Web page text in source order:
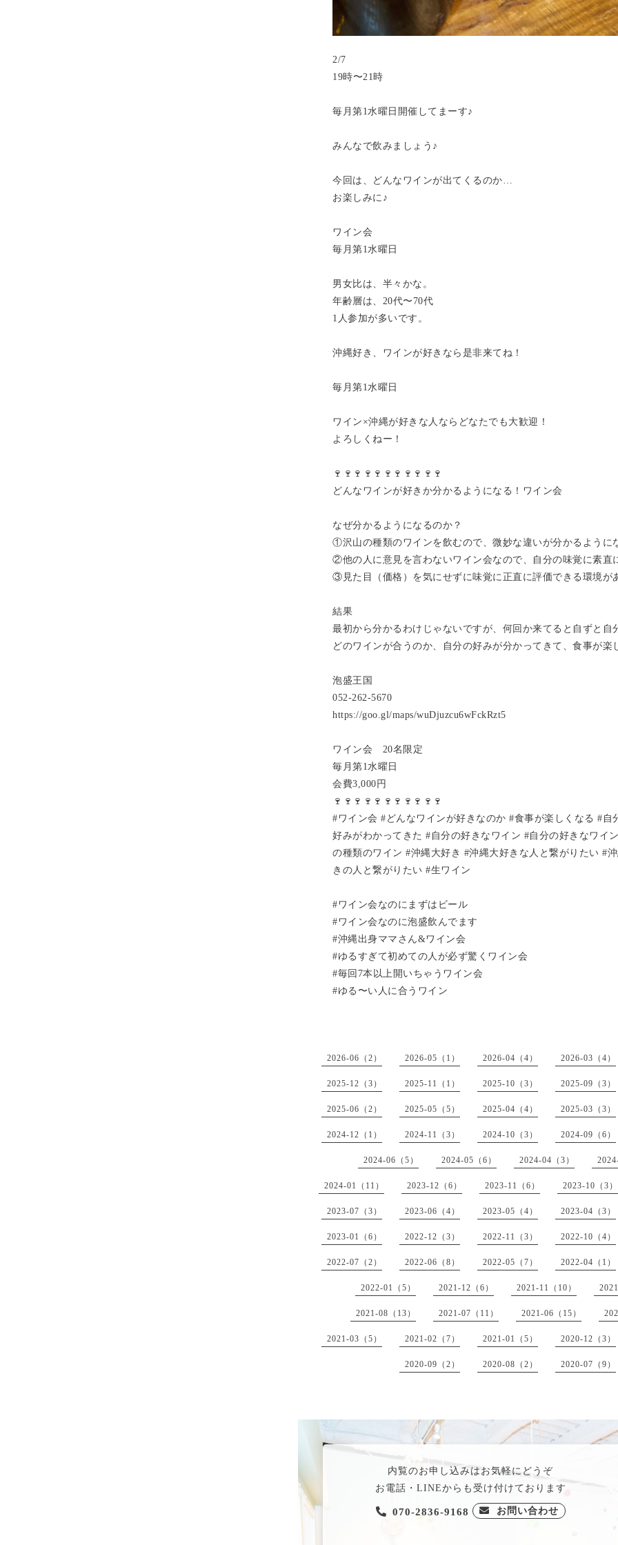
2/7
19時〜21時
毎月第1水曜日開催してまーす♪
みんなで飲みましょう♪
今回は、どんなワインが出てくるのか…
お楽しみに♪
ワイン会
毎月第1水曜日
男女比は、半々かな。
年齢層は、20代〜70代
1人参加が多いです。
沖縄好き、ワインが好きなら是非来てね！
毎月第1水曜日
ワイン×沖縄が好きな人ならどなたでも大歓迎！
よろしくねー！
🍷🍷🍷🍷🍷🍷🍷🍷🍷🍷🍷
どんなワインが好きか分かるようになる！ワイン会
なぜ分かるようになるのか？
①沢山の種類のワインを飲むので、微妙な違いが分かるように
②他の人に意見を言わないワイン会なので、自分の味覚に素直
③見た目（価格）を気にせずに味覚に正直に評価できる環境が
結果
最初から分かるわけじゃないですが、何回か来てると自ずと自
どのワインが合うのか、自分の好みが分かってきて、食事が楽
泡盛王国
052-262-5670
https://goo.gl/maps/wuDjuzcu6wFckRzt5
ワイン会 20名限定
毎月第1水曜日
会費3,000円
🍷🍷🍷🍷🍷🍷🍷🍷🍷🍷🍷
#ワイン会 #どんなワインが好きなのか #食事が楽しくなる #自
好みがわかってきた #自分の好きなワイン #自分の好きなワイ
の種類のワイン #沖縄大好き #沖縄大好きな人と繋がりたい #
きの人と繋がりたい #生ワイン
#ワイン会なのにまずはビール
#ワイン会なのに泡盛飲んでます
#沖縄出身ママさん&ワイン会
#ゆるすぎて初めての人が必ず驚くワイン会
#毎回7本以上開いちゃうワイン会
#ゆる〜い人に合うワイン
2026-06（2） 2026-05（1） 2026-04（4） 2026-03（4）
2025-12（3） 2025-11（1） 2025-10（3） 2025-09（3）
2025-06（2） 2025-05（5） 2025-04（4） 2025-03（3）
2024-12（1） 2024-11（3） 2024-10（3） 2024-09（6）
2024-06（5） 2024-05（6） 2024-04（3）
2024-01（11） 2023-12（6） 2023-11（6） 2023-10（3）
2023-07（3） 2023-06（4） 2023-05（4） 2023-04（3）
2023-01（6） 2022-12（3） 2022-11（3） 2022-10（4）
2022-07（2） 2022-06（8） 2022-05（7） 2022-04（1）
2022-01（5） 2021-12（6） 2021-11（10）
2021-08（13） 2021-07（11） 2021-06（15）
2021-03（5） 2021-02（7） 2021-01（5） 2020-12（3）
2020-09（2） 2020-08（2） 2020-07（9）
内覧のお申し込みはお気軽にどうぞ
お電話・LINEからも受け付けております
070-2836-9168 お問い合わせ